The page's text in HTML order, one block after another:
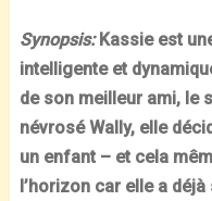
Synopsis:Kassie est
intelligente et
de son meilleur ami, le
névrosé Wally, elle
un enfant – et cela
l’horizon car elle a